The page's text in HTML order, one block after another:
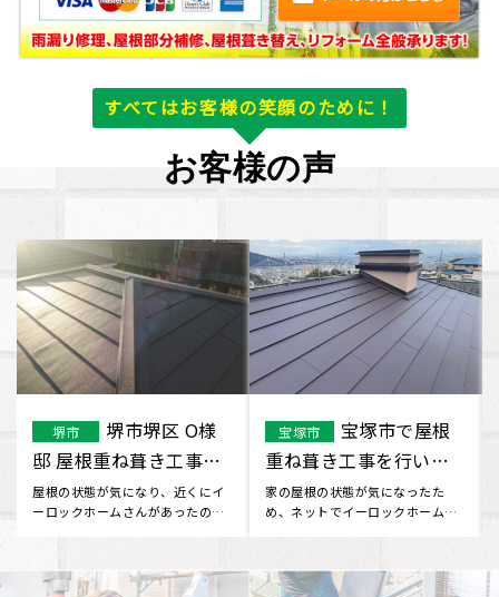
すべてはお客様の笑顔のために！
お客様の声
大和高田市
大和高田市
で屋根葺き替え工事を
行いました。
屋根の葺き替えを考えており、ネ
ットで見つけてお問い合わせしま
東大阪市
東大阪市 Y様
屋根漆喰工事になりま
す。
近所の方が工事をしていて、作業
も丁寧できれいに工事をしていた